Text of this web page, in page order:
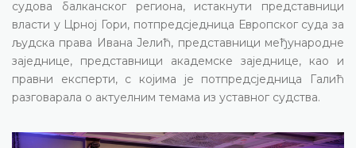
судова балканског региона, истакнути представници
власти у Црној Гори, потпредсједница Европског суда за
људска права Ивана Јелић, представници међународне
заједнице, представници академске заједнице, као и
правни експерти, с којима је потпредсједница Галић
разговарала о актуелним темама из уставног судствa.